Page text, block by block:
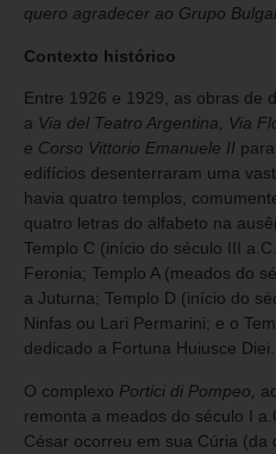
quero agradecer ao Grupo
Contexto histórico
Entre 1926 e 1929, as obras de
a Via del Teatro Argentina, Via
e Corso Vittorio Emanuele II
edifícios desenterraram uma
havia quatro templos,
quatro letras do alfabeto na
Templo C (início do século III
Feronia; Templo A (meados do
a Juturna; Templo D (início do
Ninfas ou Lari Permarini; e o
dedicado a Fortuna Huiusce Diei.
O complexo Portici di Pompeo,
remonta a meados do século I
César ocorreu em sua Cúria (da